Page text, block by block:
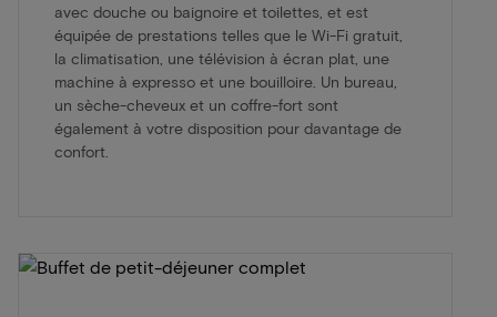
avec douche ou baignoire et toilettes, et est
équipée de prestations telles que le Wi-Fi gratuit,
la climatisation, une télévision à écran plat, une
machine à expresso et une bouilloire. Un bureau,
un sèche-cheveux et un coffre-fort sont
également à votre disposition pour davantage de
confort.